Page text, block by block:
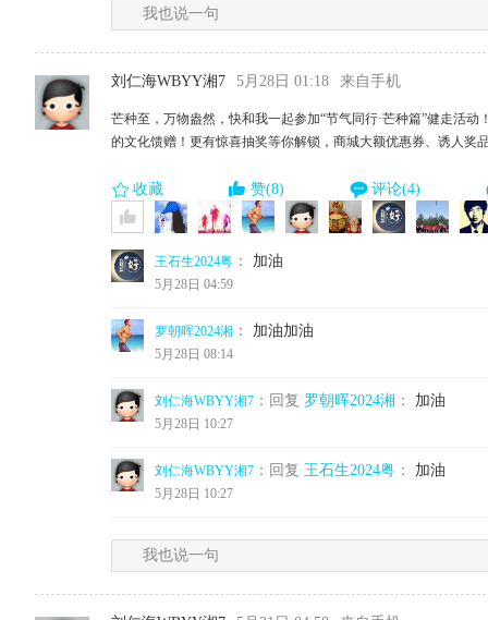
我也说一句
刘仁海WBYY湘7 5月28日 01:18 来自手机
芒种至，万物盎然，快和我一起参加“节气同行·芒种篇”健走活
的文化馈赠！更有惊喜抽奖等你解锁，商城大额优惠券、诱人奖
收藏 赞(8) 评论(4)
王石生2024粤 ： 加油
5月28日 04:59
罗朝晖2024湘 ： 加油加油
5月28日 08:14
刘仁海WBYY湘7 ：回复 罗朝晖2024湘 ： 加油
5月28日 10:27
刘仁海WBYY湘7 ：回复 王石生2024粤 ： 加油
5月28日 10:27
我也说一句